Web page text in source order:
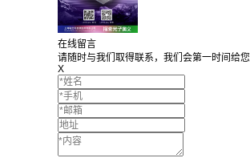
在线留言
请随时与我们取得联系，我们会第一时间给
X